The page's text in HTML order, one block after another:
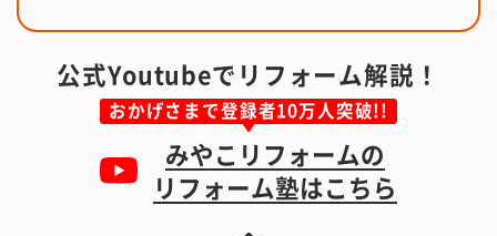
公式Youtubeでリフォーム解説！
おかげさまで登録者10万人突破!!
みやこリフォームの
リフォーム塾はこちら